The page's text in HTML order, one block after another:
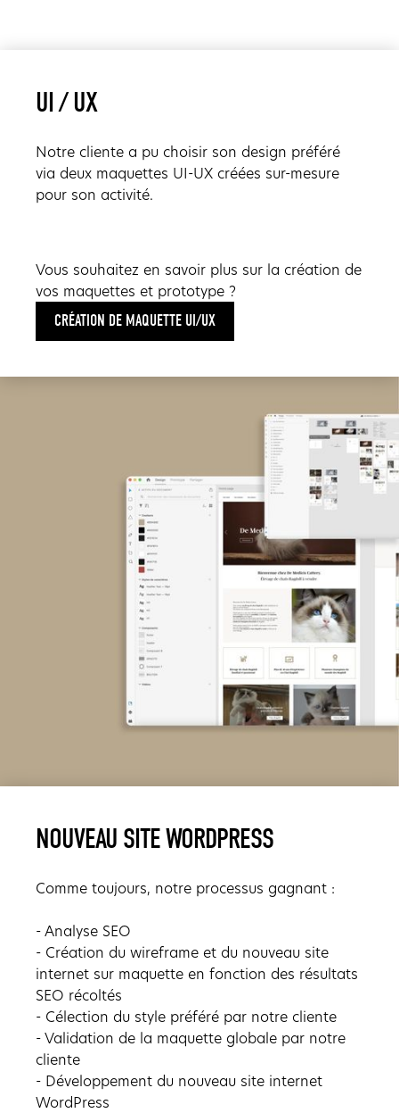
UI / UX
Notre cliente a pu choisir son design préféré
via deux maquettes UI-UX créées sur-mesure
pour son activité.
Vous souhaitez en savoir plus sur la création de
vos maquettes et prototype ?
CRÉATION DE MAQUETTE UI/UX
NOUVEAU SITE WORDPRESS
Comme toujours, notre processus gagnant :
- Analyse SEO
- Création du wireframe et du nouveau site
internet sur maquette en fonction des résultats
SEO récoltés
- Célection du style préféré par notre cliente
- Validation de la maquette globale par notre
cliente
- Développement du nouveau site internet
WordPress